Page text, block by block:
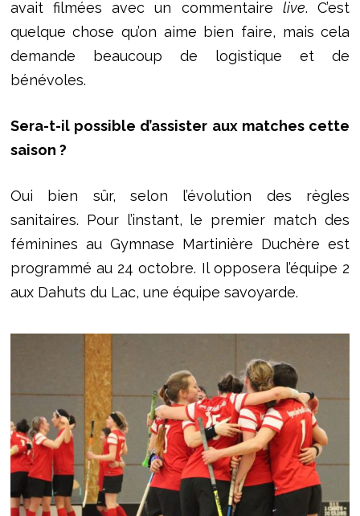
avait filmées avec un commentaire live. C’est
quelque chose qu’on aime bien faire, mais cela
demande beaucoup de logistique et de
bénévoles.
Sera-t-il possible d’assister aux matches cette
saison ?
Oui bien sûr, selon l’évolution des règles
sanitaires. Pour l’instant, le premier match des
féminines au Gymnase Martinière Duchère est
programmé au 24 octobre. Il opposera l’équipe 2
aux Dahuts du Lac, une équipe savoyarde.